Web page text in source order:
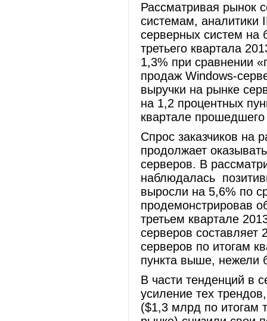
Рассматривая рынок
системам, аналитики
серверных систем на
третьего квартала
1,3% при сравнении
продаж Windows-
выручки на рынке
на 1,2 процентных
квартале прошедшего
Спрос заказчиков на
продолжает
серверов. В
наблюдалась
выросли на 5,6% по
продемонстрировав
третьем квартале
серверов
серверов по итогам
пункта выше, нежели
В части тенденций в
усиление тех
($1,3 млрд по итогам